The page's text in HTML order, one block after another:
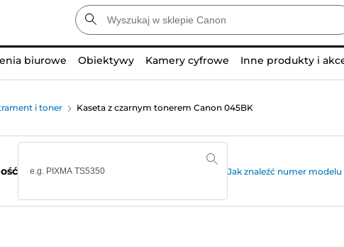
biurowe Obiektywy Kamery cyfrowe Inne produkty i
i toner Kaseta z czarnym tonerem Canon 045BK
Jak znaleźć numer